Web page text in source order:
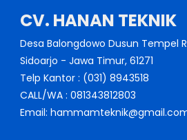
CV. HANAN TEKNIK
Desa Balongdowo Dusun Tempel
Sidoarjo - Jawa Timur, 61271
Telp Kantor : (031) 8943518
CALL/WA : 081343812803
Email: